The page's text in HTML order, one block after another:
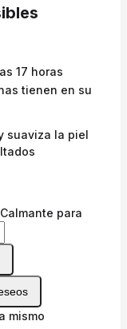
17 horas
tienen en su
suaviza la piel
para
mismo